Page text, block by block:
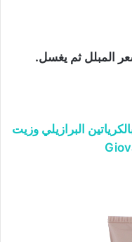
المبلل ثم يغسل.
البرازيلي وزيت